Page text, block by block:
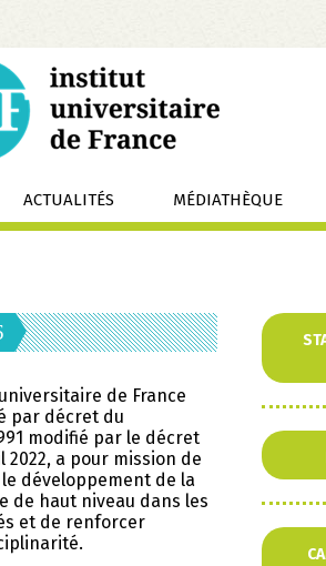
ACTUALITÉS MÉDIATHÈQUE
Aller
contenu
de France
par décret du
modifié par le décret
2022, a pour mission de
développement de la
de haut niveau dans les
et de renforcer